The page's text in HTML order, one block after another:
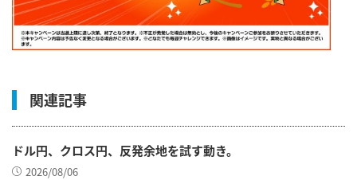
関連記事
ドル円、クロス円、反発余地を試す動き。
2026/08/06